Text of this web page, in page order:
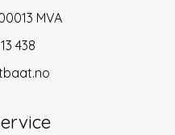
MVA
438